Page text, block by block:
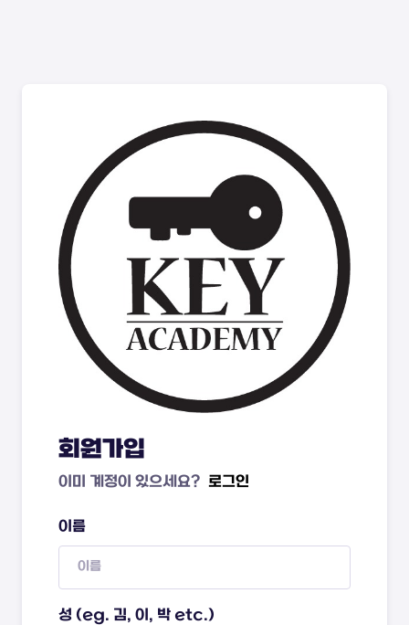
회원가입
이미 계정이 있으세요? 로그인
이름
성 (eg. 김, 이, 박 etc.)